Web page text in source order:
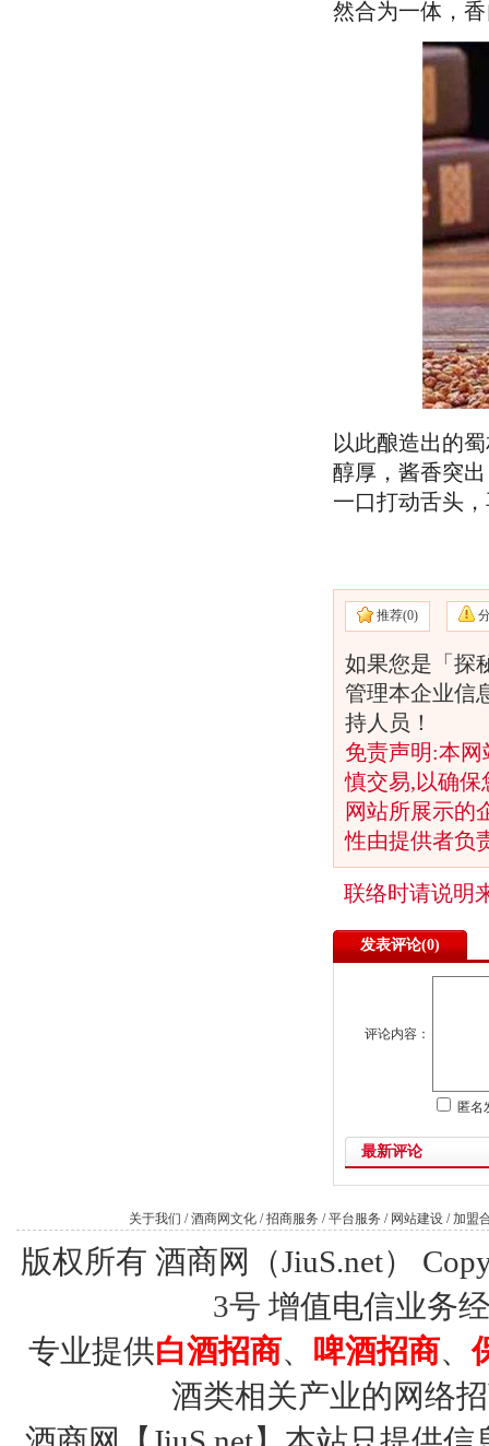
然合为一体，
以此酿造出的
醇厚，酱香突
一口打动舌头
推荐(0)
如果您是「探
管理本企业信
持人员！
免责声明:本
慎交易,以确
网站所展示的
性由提供者负
联络时请说明
发表评论(0)
评论内容：
匿
最新评论
关于我们 /酒商网文化 /招商服务 /平台服务 / 网站建设 /加盟
版权所有 酒商网（JiuS.net）
3号 增值电信业务
专业提供白酒招商、 啤酒招商、
酒类相关产业的网络